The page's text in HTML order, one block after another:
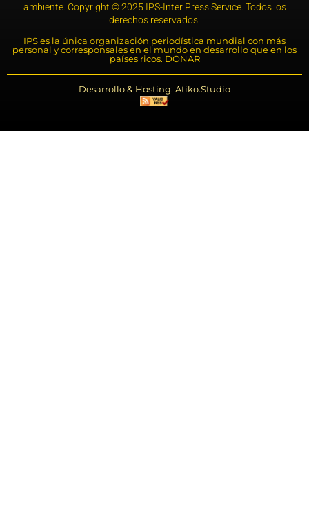
ambiente. Copyright © 2025 IPS-Inter Press Service. Todos los
derechos reservados.
IPS es la única organización periodística mundial con más
personal y corresponsales en el mundo en desarrollo que en los
países ricos. DONAR
Desarrollo & Hosting: Atiko.Studio